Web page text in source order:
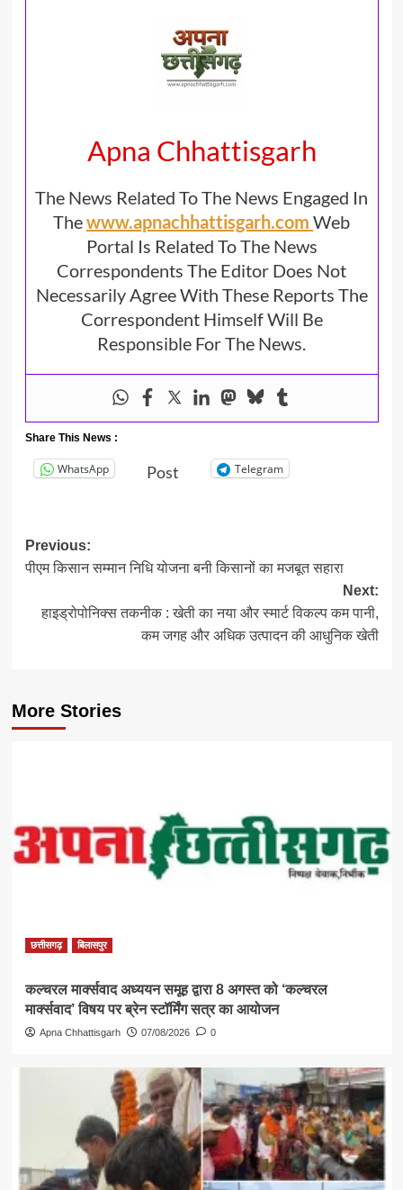
Apna Chhattisgarh
The News Related To The News Engaged In
Thewww.apnachhattisgarh.com Web
Portal Is Related To The News
Correspondents The Editor Does Not
Necessarily Agree With These Reports The
Correspondent Himself Will Be
Responsible For The News.
Share This News :
WhatsApp Post Telegram
Post
navigation
Previous:
पीएम किसान सम्मान निधि योजना बनी किसानों का मजबूत सहारा
Next:
हाइड्रोपोनिक्स तकनीक : खेती का नया और स्मार्ट विकल्प कम पानी,
कम जगह और अधिक उत्पादन की आधुनिक खेती
More Stories
छत्तीसगढ़ बिलासपुर
कल्चरल मार्क्सवाद अध्ययन समूह द्वारा 8 अगस्त को ‘कल्चरल
मार्क्सवाद’ विषय पर ब्रेन स्टॉर्मिंग सत्र का आयोजन
Apna Chhattisgarh 07/08/2026 0